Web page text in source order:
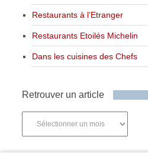
Restaurants à l’Etranger
Restaurants Etoilés Michelin
Dans les cuisines des Chefs
Retrouver un article